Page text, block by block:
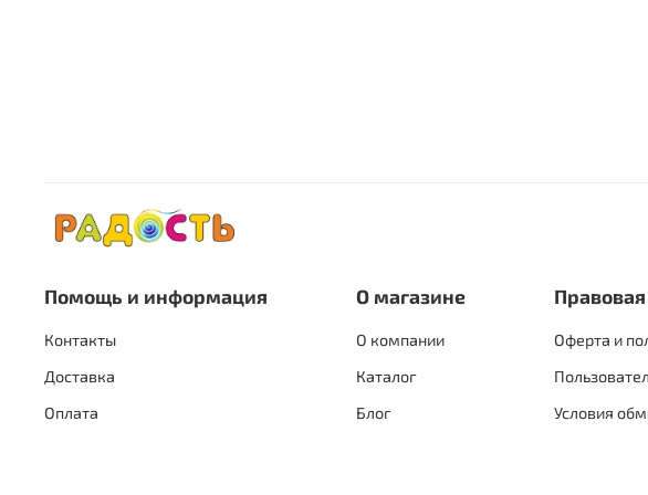
Помощь и информация
Контакты
Доставка
Оплата
О магазине
О компании
Каталог
Блог
Оферта и
Условия